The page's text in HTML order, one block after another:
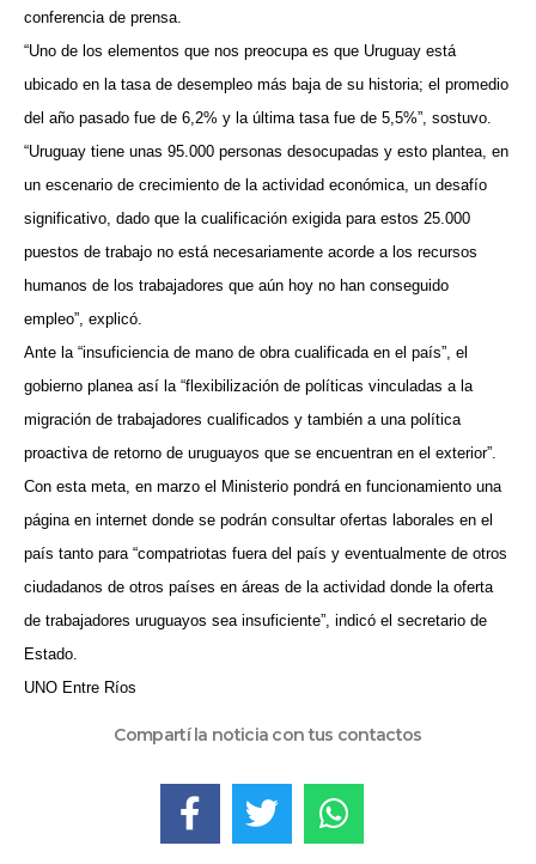
conferencia de prensa.
“Uno de los elementos que nos preocupa es que Uruguay está
ubicado en la tasa de desempleo más baja de su historia; el promedio
del año pasado fue de 6,2% y la última tasa fue de 5,5%”, sostuvo.
“Uruguay tiene unas 95.000 personas desocupadas y esto plantea, en
un escenario de crecimiento de la actividad económica, un desafío
significativo, dado que la cualificación exigida para estos 25.000
puestos de trabajo no está necesariamente acorde a los recursos
humanos de los trabajadores que aún hoy no han conseguido
empleo”, explicó.
Ante la “insuficiencia de mano de obra cualificada en el país”, el
gobierno planea así la “flexibilización de políticas vinculadas a la
migración de trabajadores cualificados y también a una política
proactiva de retorno de uruguayos que se encuentran en el exterior”.
Con esta meta, en marzo el Ministerio pondrá en funcionamiento una
página en internet donde se podrán consultar ofertas laborales en el
país tanto para “compatriotas fuera del país y eventualmente de otros
ciudadanos de otros países en áreas de la actividad donde la oferta
de trabajadores uruguayos sea insuficiente”, indicó el secretario de
Estado.
UNO Entre Ríos
Compartí la noticia con tus contactos